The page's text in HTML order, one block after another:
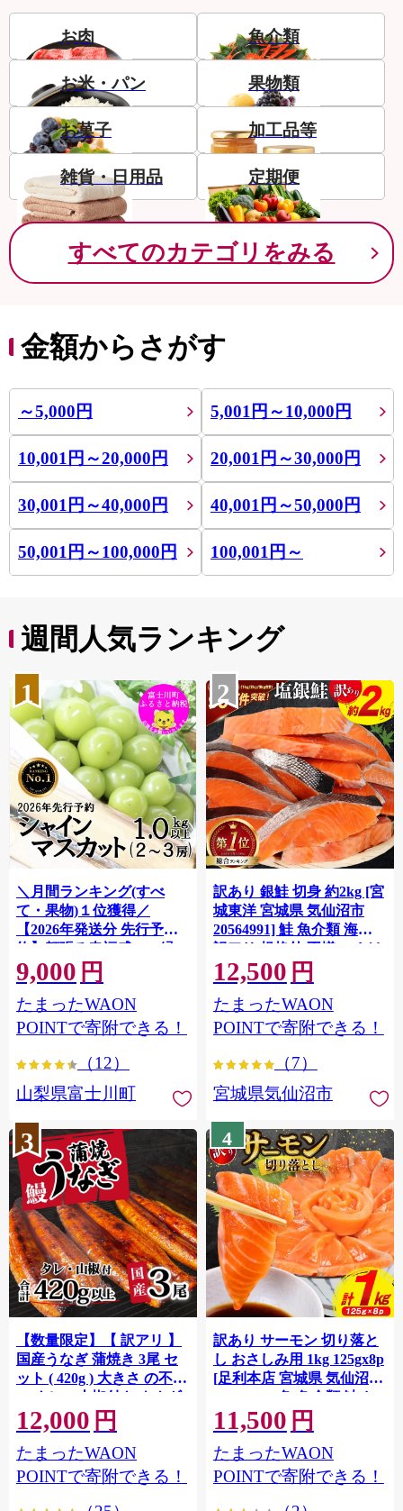
お肉 魚介類
お米・パン 果物類
お菓子 加工品等
雑貨・日用品 定期便
すべてのカテゴリをみる
金額からさがす
～5,000円 5,001円～10,000円
10,001円～20,000円 20,001円～30,000円
30,001円～40,000円 40,001円～50,000円
50,001円～100,000円 100,001円～
週間人気ランキング
1
＼月間ランキング(すべ
て・果物)１位獲得／
【2026年発送分 先行予
約】頬張る幸福感 〜緑の
宝石・ シャインマスカッ
ト 〜 １ｋｇ以上（２〜３
房） フルーツ 山梨県産 果
物 くだもの シャイン マス
大粒 種なし 先行予約 富士
円 九千円
9,000 円
たまったWAON
POINTで寄附できる！
（12）
山梨県富士川町
2
訳あり 銀鮭 切身 約2kg [宮
城東洋 宮城県 気仙沼市
20564991] 鮭 魚介類 海鮮
訳アリ 規格外 不揃い さけ
サケ 鮭切身 シャケ 切り身
冷凍 家庭用 おかず 弁当 支
援 サーモン 銀鮭切り身 魚
わけあり
12,500 円
たまったWAON
POINTで寄附できる！
（7）
宮城県気仙沼市
3
【数量限定】【 訳アリ 】
国産うなぎ 蒲焼き 3尾 セ
ット ( 420g ) 大きさ の不揃
い タレ・山椒付き ウナギ
鰻 ふぞろい 不揃い うな重
ひつまぶし 人気 茨城 八千
代町 ふるさと納税 冷凍
[SF951ya]
12,000 円
たまったWAON
POINTで寄附できる！
4
訳あり サーモン 切り落と
し おさしみ用 1kg 125gx8p
[足利本店 宮城県 気仙沼市
20564313] 魚 魚介類 鮭 お
刺し身 刺し身 刺身 生 生食
個包装 チリ銀鮭 銀鮭 海鮮
海鮮丼 魚介
11,500 円
たまったWAON
POINTで寄附できる！